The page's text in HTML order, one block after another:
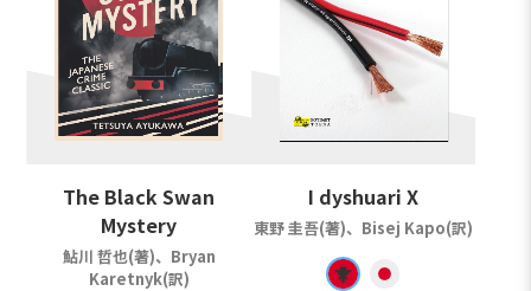
The Black Swan
Mystery
鮎川 哲也(著)、Bryan
Karetnyk(訳)
I dyshuari X
東野 圭吾(著)、Bisej Kapo(訳)